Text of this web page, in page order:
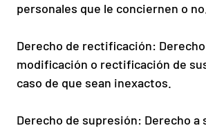
personales que le conciernen o no.
Derecho de rectificación:
modificación o rectificación de
caso de que sean inexactos.
Derecho de supresión: Derecho a